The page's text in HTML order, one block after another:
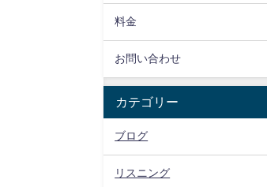
料金
お問い合わせ
カテゴリー
ブログ
リスニング